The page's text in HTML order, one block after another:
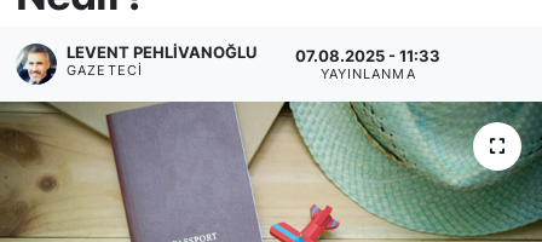
LEVENT PEHLIVANOĞLU
GAZETECI
07.08.2025 - 11:33
YAYINLANMA
KÖŞE YAZILARI
KÖŞE YAZILARI (Arşiv)
KÜLTÜR SANAT
MAGAZİN